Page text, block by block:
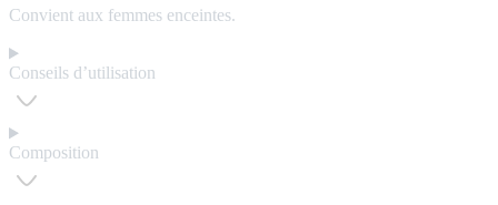
Convient aux femmes enceintes.
Conseils d’utilisation
Composition